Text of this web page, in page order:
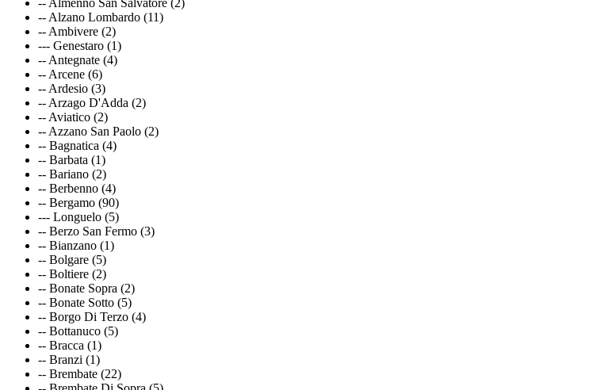
-- Almenno San Salvatore (2)
-- Alzano Lombardo (11)
-- Ambivere (2)
--- Genestaro (1)
-- Antegnate (4)
-- Arcene (6)
-- Ardesio (3)
-- Arzago D'Adda (2)
-- Aviatico (2)
-- Azzano San Paolo (2)
-- Bagnatica (4)
-- Barbata (1)
-- Bariano (2)
-- Berbenno (4)
-- Bergamo (90)
--- Longuelo (5)
-- Berzo San Fermo (3)
-- Bianzano (1)
-- Bolgare (5)
-- Boltiere (2)
-- Bonate Sopra (2)
-- Bonate Sotto (5)
-- Borgo Di Terzo (4)
-- Bottanuco (5)
-- Bracca (1)
-- Branzi (1)
-- Brembate (22)